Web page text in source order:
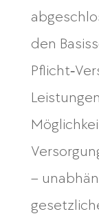
den
–